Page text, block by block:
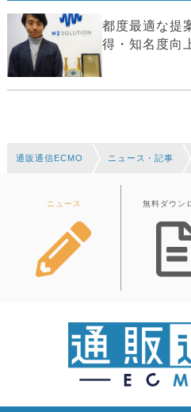
都度最適な提
得・知名度向
通販通信ECMO ニュース・記事
ニュース 無料ダウン